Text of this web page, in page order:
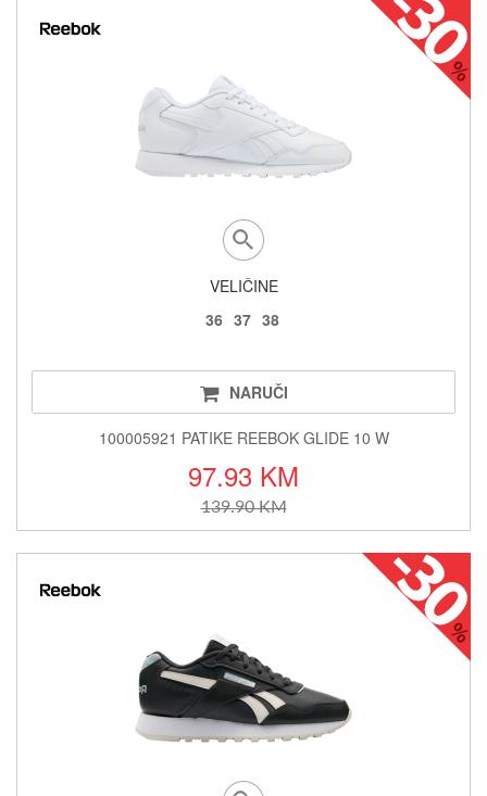
VELIČINE
36 37 38
NARUČI
100005921 PATIKE REEBOK GLIDE 10 W
97.93 KM
139.90 KM